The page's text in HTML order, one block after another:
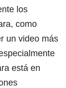
los
como
un video más
está en